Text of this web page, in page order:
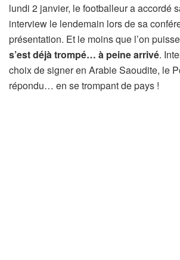
lundi 2 janvier, le footballeur a accordé
interview le lendemain lors de sa
présentation. Et le moins que l’on
s’est déjà trompé… à peine arrivé.
choix de signer en Arabie Saoudite, le
répondu… en se trompant de pays !